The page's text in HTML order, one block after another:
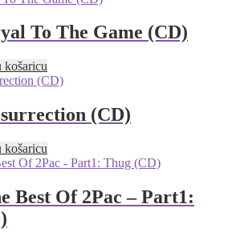
To The Game (CD)
košaricu
(CD)
košaricu
Best Of 2Pac – Part1: